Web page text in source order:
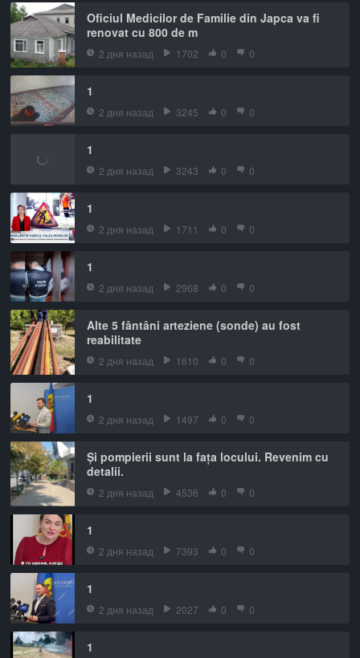
Oficiul Medicilor de Familie din Japca va fi
renovat cu 800 de m
2 дня назад 1702 0 0
1
2 дня назад 3245 0 0
1
2 дня назад 3243 0 0
1
2 дня назад 1711 0 0
1
2 дня назад 2968 0 0
Alte 5 fântâni arteziene (sonde) au fost
reabilitate
2 дня назад 1610 0 0
1
2 дня назад 1497 0 0
Și pompierii sunt la fața locului. Revenim cu
detalii.
2 дня назад 4536 0 0
1
2 дня назад 7393 0 0
1
2 дня назад 2027 0 0
1